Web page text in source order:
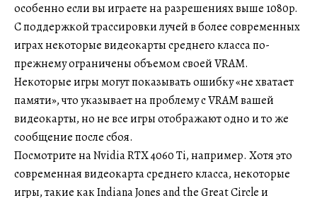
особенно если вы играете на разрешениях выше 1080p.
С поддержкой трассировки лучей в более современных
играх некоторые видеокарты среднего класса по-
прежнему ограничены объемом своей VRAM.
Некоторые игры могут показывать ошибку «не хватает
памяти», что указывает на проблему с VRAM вашей
видеокарты, но не все игры отображают одно и то же
сообщение после сбоя.
Посмотрите на Nvidia RTX 4060 Ti, например. Хотя это
современная видеокарта среднего класса, некоторые
игры, такие как Indiana Jones and the Great Circle и